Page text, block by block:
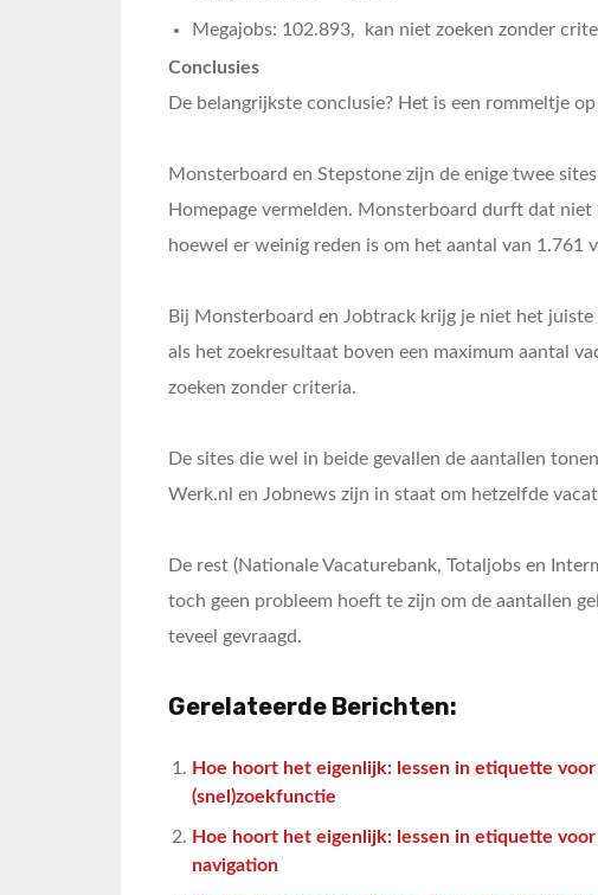
Megajobs: 102.893, kan niet zoeken zonder
Conclusies
De belangrijkste conclusie? Het is een rommeltje
Monsterboard en Stepstone zijn de enige twee
Homepage vermelden. Monsterboard durft dat
hoewel er weinig reden is om het aantal van 1.761
Bij Monsterboard en Jobtrack krijg je niet het
als het zoekresultaat boven een maximum aantal
zoeken zonder criteria.
De sites die wel in beide gevallen de aantallen
Werk.nl en Jobnews zijn in staat om hetzelfde
De rest (Nationale Vacaturebank, Totaljobs en
toch geen probleem hoeft te zijn om de aantallen
teveel gevraagd.
Gerelateerde Berichten:
Hoe hoort het eigenlijk: lessen in etiquette
(snel)zoekfunctie
Hoe hoort het eigenlijk: lessen in etiquette
navigation